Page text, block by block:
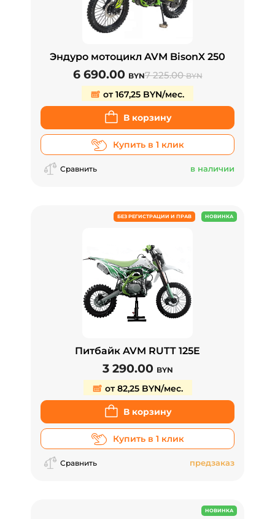
Эндуро мотоцикл AVM BisonX 250
6 690.00 BYN7 225.00BYN
от 167,25 BYN/мес.
В корзину
Купить в 1 клик
Сравнить в наличии
БЕЗ РЕГИСТРАЦИИ И ПРАВ НОВИНКА
Питбайк AVM RUTT 125E
3 290.00 BYN
от 82,25 BYN/мес.
В корзину
Купить в 1 клик
Сравнить предзаказ
НОВИНКА